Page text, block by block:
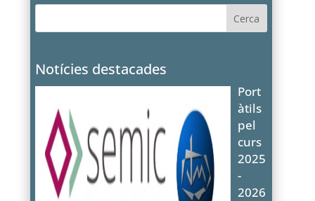
Notícies destacades
Port
àtils
pel
curs
2025
-
2026